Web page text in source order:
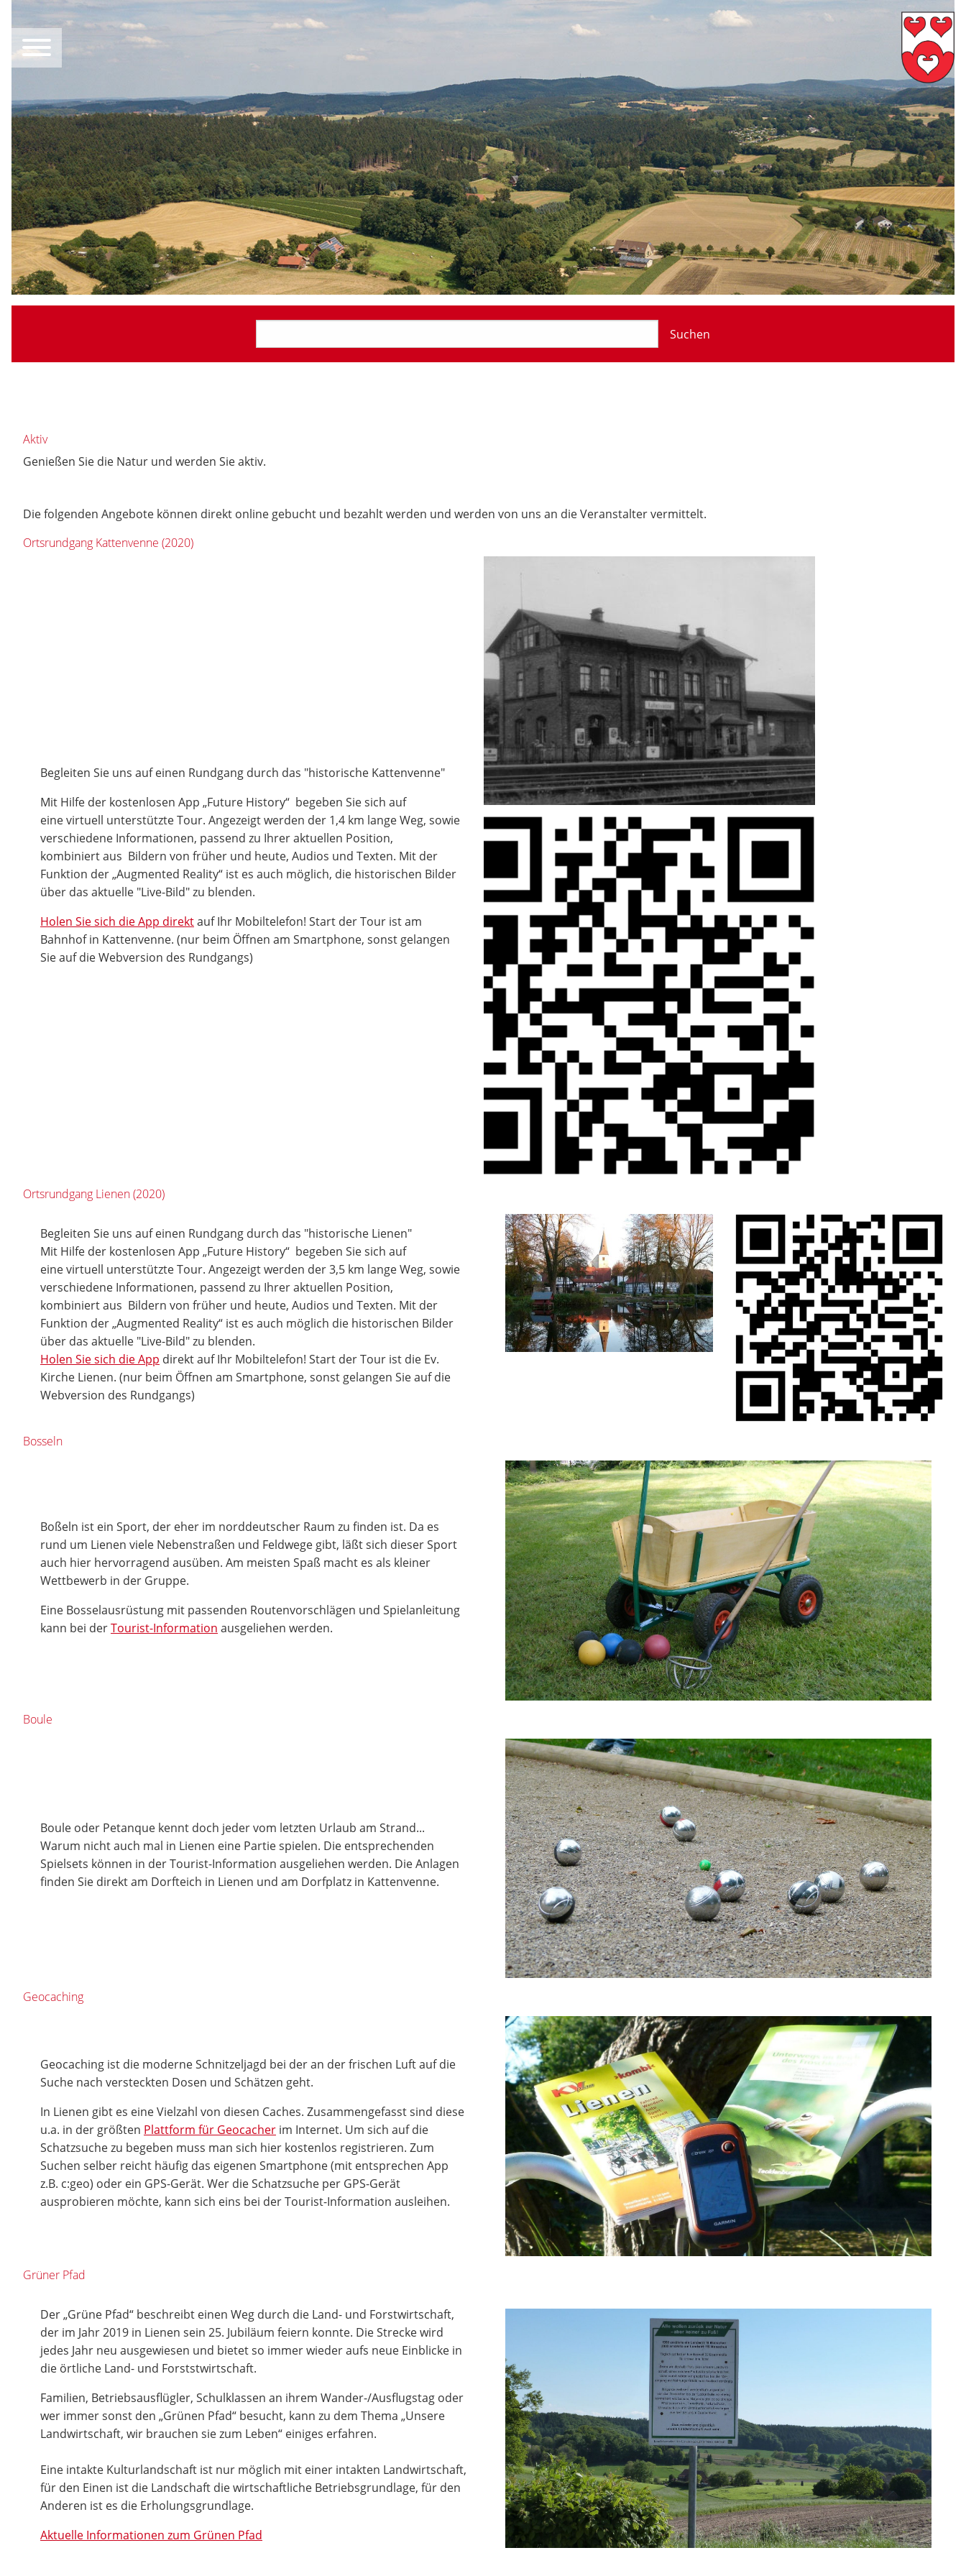
Suchen
Aktiv
Genießen Sie die Natur und werden Sie aktiv.
Die folgenden Angebote können direkt online gebucht und bezahlt werden und werden von uns an die Veranstalter vermittelt.
Ortsrundgang Kattenvenne (2020)
Begleiten Sie uns auf einen Rundgang durch das "historische Kattenvenne"
Mit Hilfe der kostenlosen App „Future History“ begeben Sie sich auf
eine virtuell unterstützte Tour. Angezeigt werden der 1,4 km lange Weg, sowie
verschiedene Informationen, passend zu Ihrer aktuellen Position,
kombiniert aus Bildern von früher und heute, Audios und Texten. Mit der
Funktion der „Augmented Reality“ ist es auch möglich, die historischen Bilder
über das aktuelle "Live-Bild" zu blenden.
Holen Sie sich die App direktauf Ihr Mobiltelefon! Start der Tour ist am
Bahnhof in Kattenvenne. (nur beim Öffnen am Smartphone, sonst gelangen
Sie auf die Webversion des Rundgangs)
Ortsrundgang Lienen (2020)
Begleiten Sie uns auf einen Rundgang durch das "historische Lienen"
Mit Hilfe der kostenlosen App „Future History“ begeben Sie sich auf
eine virtuell unterstützte Tour. Angezeigt werden der 3,5 km lange Weg, sowie
verschiedene Informationen, passend zu Ihrer aktuellen Position,
kombiniert aus Bildern von früher und heute, Audios und Texten. Mit der
Funktion der „Augmented Reality“ ist es auch möglich die historischen Bilder
über das aktuelle "Live-Bild" zu blenden.
Holen Sie sich die App direkt auf Ihr Mobiltelefon! Start der Tour ist die Ev.
Kirche Lienen. (nur beim Öffnen am Smartphone, sonst gelangen Sie auf die
Webversion des Rundgangs)
Bosseln
Boßeln ist ein Sport, der eher im norddeutscher Raum zu finden ist. Da es
rund um Lienen viele Nebenstraßen und Feldwege gibt, läßt sich dieser Sport
auch hier hervorragend ausüben. Am meisten Spaß macht es als kleiner
Wettbewerb in der Gruppe.
Eine Bosselausrüstung mit passenden Routenvorschlägen und Spielanleitung
kann bei derTourist-Information ausgeliehen werden.
Boule
Boule oder Petanque kennt doch jeder vom letzten Urlaub am Strand...
Warum nicht auch mal in Lienen eine Partie spielen. Die entsprechenden
Spielsets können in der Tourist-Information ausgeliehen werden. Die Anlagen
finden Sie direkt am Dorfteich in Lienen und am Dorfplatz in Kattenvenne.
Geocaching
Geocaching ist die moderne Schnitzeljagd bei der an der frischen Luft auf die
Suche nach versteckten Dosen und Schätzen geht.
In Lienen gibt es eine Vielzahl von diesen Caches. Zusammengefasst sind diese
u.a. in der größten Plattform für Geocacher im Internet. Um sich auf die
Schatzsuche zu begeben muss man sich hier kostenlos registrieren. Zum
Suchen selber reicht häufig das eigenen Smartphone (mit entsprechen App
z.B. c:geo) oder ein GPS-Gerät. Wer die Schatzsuche per GPS-Gerät
ausprobieren möchte, kann sich eins bei der Tourist-Information ausleihen.
Grüner Pfad
Der „Grüne Pfad“ beschreibt einen Weg durch die Land- und Forstwirtschaft,
der im Jahr 2019 in Lienen sein 25. Jubiläum feiern konnte. Die Strecke wird
jedes Jahr neu ausgewiesen und bietet so immer wieder aufs neue Einblicke in
die örtliche Land- und Forststwirtschaft.
Familien, Betriebsausflügler, Schulklassen an ihrem Wander-/Ausflugstag oder
wer immer sonst den „Grünen Pfad“ besucht, kann zu dem Thema „Unsere
Landwirtschaft, wir brauchen sie zum Leben“ einiges erfahren.
Eine intakte Kulturlandschaft ist nur möglich mit einer intakten Landwirtschaft,
für den Einen ist die Landschaft die wirtschaftliche Betriebsgrundlage, für den
Anderen ist es die Erholungsgrundlage.
Aktuelle Informationen zum Grünen Pfad